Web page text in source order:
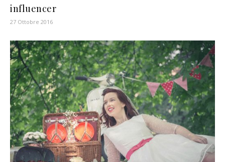
influencer
27 Ottobre 2016